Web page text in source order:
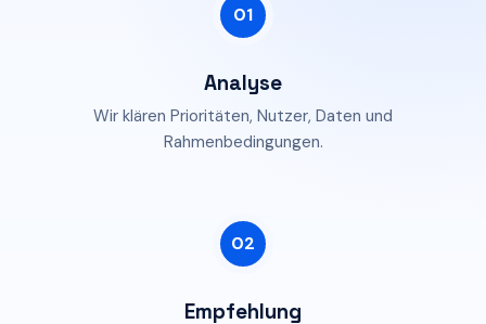
01
Analyse
Wir klären Prioritäten, Nutzer, Daten und
Rahmenbedingungen.
02
Empfehlung